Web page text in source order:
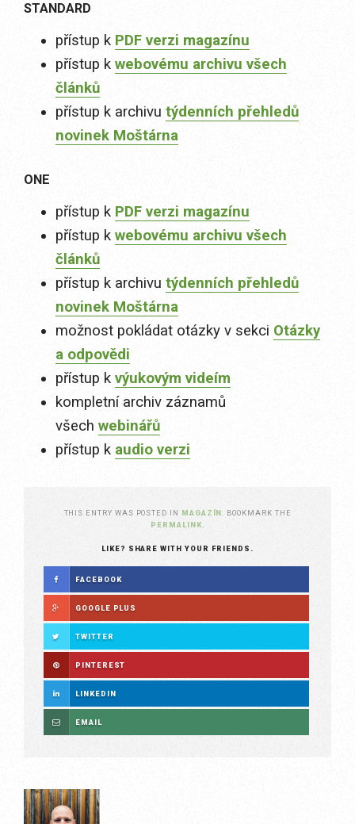
STANDARD
přístup k PDF verzi magazínu
přístup k webovému archivu všech
článků
přístup k archivu týdenních přehledů
novinek Moštárna
ONE
přístup k PDF verzi magazínu
přístup k webovému archivu všech
článků
přístup k archivu týdenních přehledů
novinek Moštárna
možnost pokládat otázky v sekci Otázky
a odpovědi
přístup k výukovým videím
kompletní archiv záznamů
všech webinářů
přístup k audio verzi
THIS ENTRY WAS POSTED IN MAGAZÍN
. BOOKMARK THE
PERMALINK
LIKE? SHARE WITH YOUR FRIENDS.
FACEBOOK
GOOGLE PLUS
TWITTER
PINTEREST
LINKEDIN
EMAIL